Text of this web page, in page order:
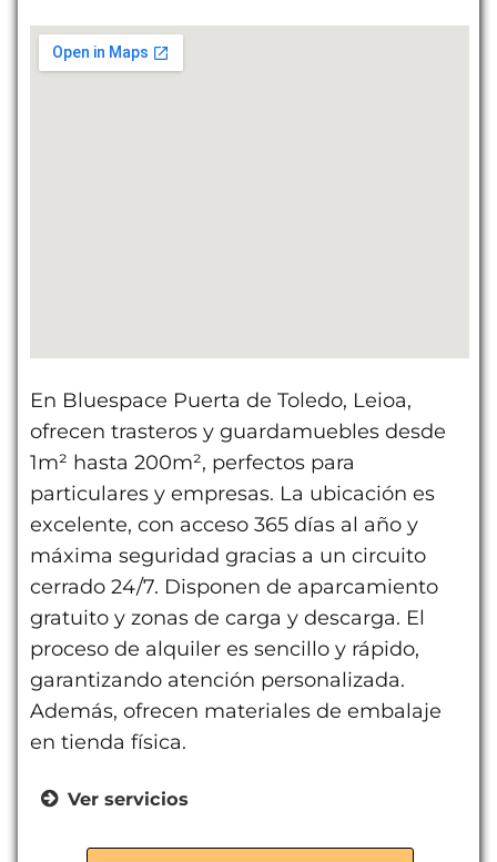
En Bluespace Puerta de Toledo, Leioa,
ofrecen trasteros y guardamuebles desde
1m² hasta 200m², perfectos para
particulares y empresas. La ubicación es
excelente, con acceso 365 días al año y
máxima seguridad gracias a un circuito
cerrado 24/7. Disponen de aparcamiento
gratuito y zonas de carga y descarga. El
proceso de alquiler es sencillo y rápido,
garantizando atención personalizada.
Además, ofrecen materiales de embalaje
en tienda física.
Ver servicios